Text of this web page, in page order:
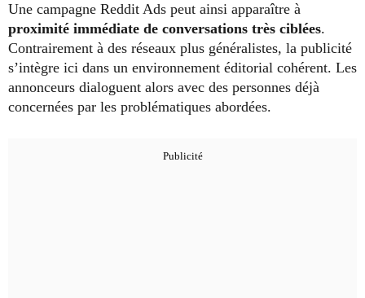
Une campagne Reddit Ads peut ainsi apparaître à
proximité immédiate de conversations très ciblées.
Contrairement à des réseaux plus généralistes, la publicité
s’intègre ici dans un environnement éditorial cohérent. Les
annonceurs dialoguent alors avec des personnes déjà
concernées par les problématiques abordées.